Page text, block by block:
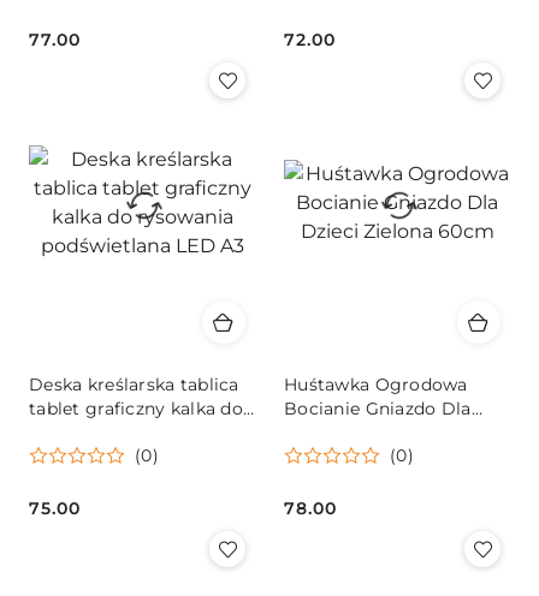
Cena:
77.00
Cena:
72.00
Deska kreślarska tablica
tablet graficzny kalka do
LED A3
(0)
Cena:
75.00
Huśtawka Ogrodowa
Bocianie Gniazdo Dla
(0)
Cena:
78.00